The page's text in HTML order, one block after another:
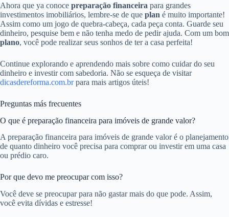
Ahora que ya conoce preparação financeira para grandes
investimentos imobiliários, lembre-se de que plan é muito importante!
Assim como um jogo de quebra-cabeça, cada peça conta. Guarde seu
dinheiro, pesquise bem e não tenha medo de pedir ajuda. Com um bom
plano, você pode realizar seus sonhos de ter a casa perfeita!
Continue explorando e aprendendo mais sobre como cuidar do seu
dinheiro e investir com sabedoria. Não se esqueça de visitar
dicasdereforma.com.brpara mais artigos úteis!
Preguntas más frecuentes
O que é preparação financeira para imóveis de grande valor?
A preparação financeira para imóveis de grande valor é o planejamento
de quanto dinheiro você precisa para comprar ou investir em uma casa
ou prédio caro.
Por que devo me preocupar com isso?
Você deve se preocupar para não gastar mais do que pode. Assim,
você evita dívidas e estresse!